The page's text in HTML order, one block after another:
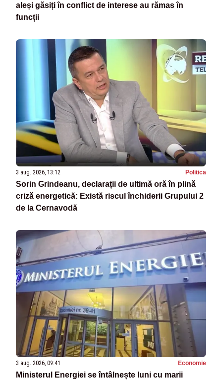
aleși găsiți în conflict de interese au rămas în
funcții
3 aug. 2026, 13:12 Politica
Sorin Grindeanu, declarații de ultimă oră în plină
criză energetică: Există riscul închiderii Grupului 2
de la Cernavodă
3 aug. 2026, 09:41 Economie
Ministerul Energiei se întâlnește luni cu marii